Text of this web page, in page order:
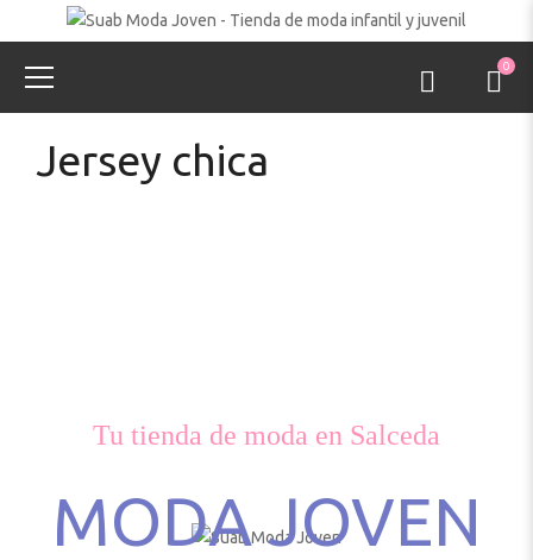
0
Jersey chica
Tu tienda de moda en Salceda
MODA JOVEN